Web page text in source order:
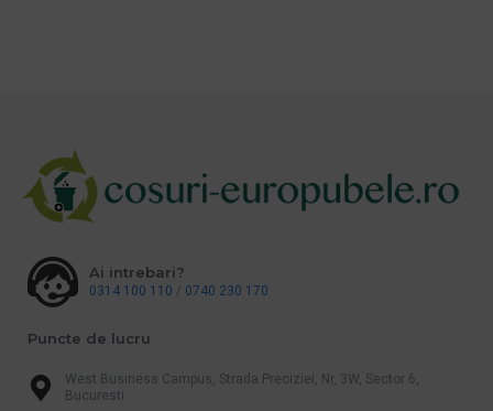
Ai intrebari?
0314 100 110 / 0740 230 170
Puncte de lucru
West Business Campus, Strada Preciziei, Nr, 3W, Sector 6,
Bucuresti